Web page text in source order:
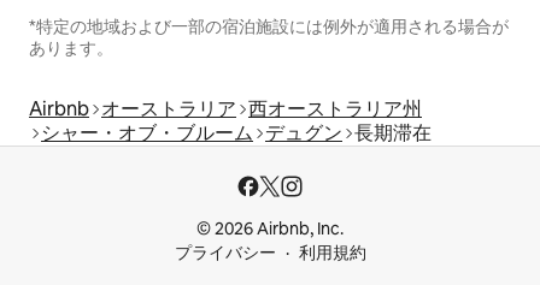
*特定の地域および一部の宿泊施設には例外が適用される場合が
あります。
Airbnb オーストラリア 西オーストラリア州
シャー・オブ・ブルーム デュグン 長期滞在
© 2026 Airbnb, Inc.
プライバシー
利用規約